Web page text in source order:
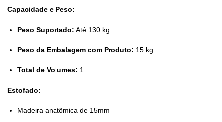
Capacidade e Peso:
Peso Suportado: Até 130 kg
Peso da Embalagem com Produto: 15 kg
Total de Volumes: 1
Estofado:
Madeira anatômica de 15mm